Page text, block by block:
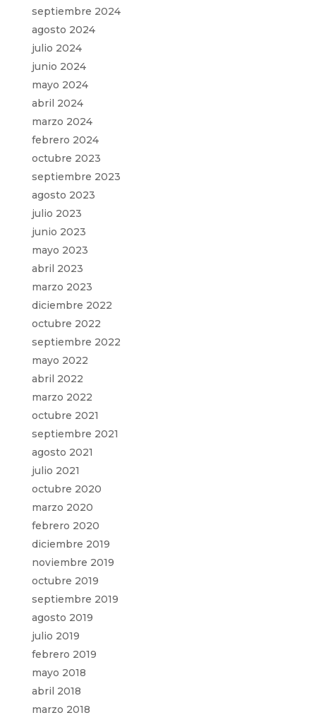
septiembre 2024
agosto 2024
julio 2024
junio 2024
mayo 2024
abril 2024
marzo 2024
febrero 2024
octubre 2023
septiembre 2023
agosto 2023
julio 2023
junio 2023
mayo 2023
abril 2023
marzo 2023
diciembre 2022
octubre 2022
septiembre 2022
mayo 2022
abril 2022
marzo 2022
octubre 2021
septiembre 2021
agosto 2021
julio 2021
octubre 2020
marzo 2020
febrero 2020
diciembre 2019
noviembre 2019
octubre 2019
septiembre 2019
agosto 2019
julio 2019
febrero 2019
mayo 2018
abril 2018
marzo 2018